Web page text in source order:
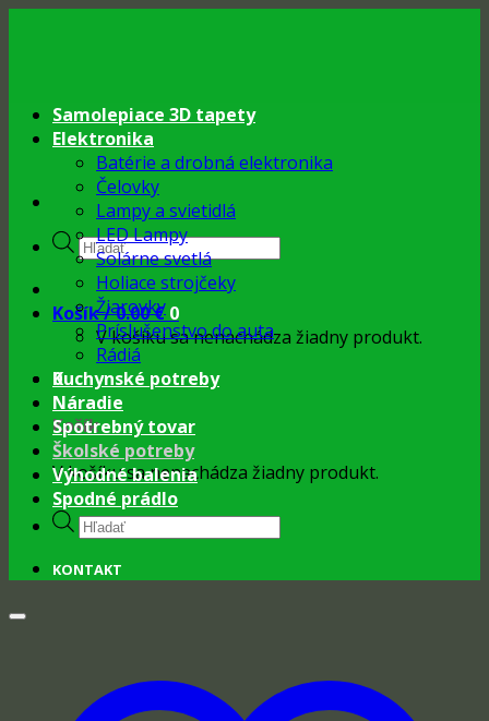
Products
search
Košík /0.00€ 0
V košíku sa nenachádza žiadny produkt.
0
Košík
V košíku sa nenachádza žiadny produkt.
Samolepiace 3D tapety
Elektronika
Batérie a drobná elektronika
Čelovky
Lampy a svietidlá
LED Lampy
Solárne svetlá
Holiace strojčeky
Žiarovky
Príslušenstvo do auta
Rádiá
Kuchynské potreby
Náradie
Spotrebný tovar
Školské potreby
Výhodné balenia
Spodné prádlo
Products
search
KONTAKT